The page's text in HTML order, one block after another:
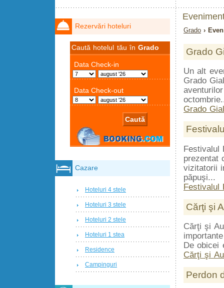
Grado ›
Grado
Un alt
Grado
Grado
Festivalul
prezentat
vizitatorii
păpuşi...
Festivalul
Cărţi şi
Cărţi şi
De obicei
Cărţi şi
Perdon
Rezervări hoteluri
Caută hotelul tău înGrado
Cazare
Hoteluri 4 stele
Hoteluri 3 stele
Hoteluri 2 stele
Hoteluri 1 stea
Residence
Campinguri